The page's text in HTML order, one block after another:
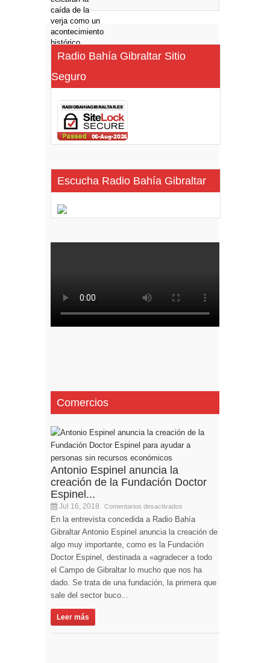
Radio Bahía Gibraltar Sitio
Seguro
Escucha Radio Bahía Gibraltar
Comercios
Antonio Espinel anuncia la
creación de la Fundación Doctor
Espinel...
Jul 16, 2018 Comentarios desactivados
En la entrevista concedida a Radio Bahía
Gibraltar Antonio Espinel anuncia la creación de
algo muy importante, como es la Fundación
Doctor Espinel, destinada a «agradecer a todo
el Campo de Gibraltar lo mucho que nos ha
dado. Se trata de una fundación, la primera que
sale del sector buco...
Leer más